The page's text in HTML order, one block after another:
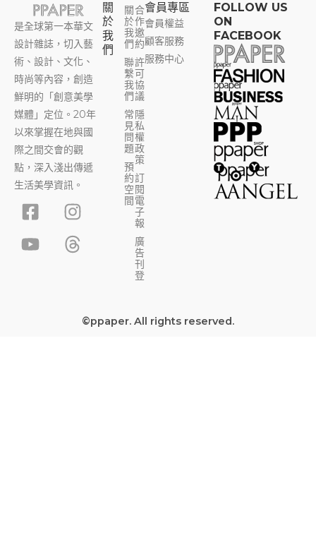
是全球第一本華文
設計雜誌，切入藝
術、設計、文化、
時尚等內容，創造
鮮明的「創意美學
媒體」定位。20年
以來掌握在地與國
際之間交會的觀
點，深入淺出傳遞
生活美學資訊。
F
a
c
I
n
s
t
Y
o
u
T
h
r
e
關
於
我
們
關
於
我
們
聯
繫
我
們
常
見
問
題
預
約
空
間
合
作
邀
約
許
可
協
議
隱
私
權
政
策
訂
閱
電
子
報
廣
告
刊
登
會員專區​
會員權益
顧客服務
服務中心
FOLLOW US
ON
FACEBOOK
©ppaper. All rights reserved.